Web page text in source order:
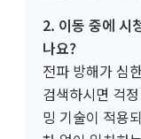
2. 이동 중에 시
나요?
전파 방해가 심
검색하시면 걱
밍 기술이 적용